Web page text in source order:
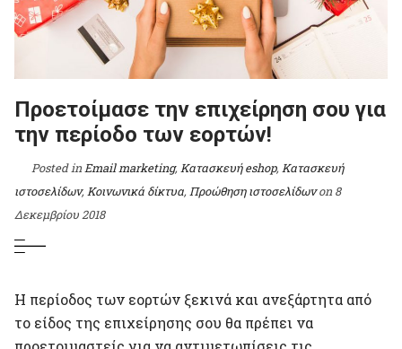
Προετοίμασε την επιχείρηση σου για
την περίοδο των εορτών!
Posted inEmail marketing, Κατασκευή eshop, Κατασκευή
ιστοσελίδων, Κοινωνικά δίκτυα, Προώθηση ιστοσελίδωνon 8
Δεκεμβρίου 2018
Η περίοδος των εορτών ξεκινά και ανεξάρτητα από
το είδος της επιχείρησης σου θα πρέπει να